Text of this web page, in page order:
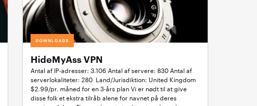
DOWNLOADS
HideMyAss VPN
Antal af IP-adresser: 3.106 Antal af servere: 830 Antal af
serverlokaliteter: 280 Land/Jurisdiktion: United Kingdom
$2.99/pr. måned for en 3-års plan Vi er nødt til at give
disse folk et ekstra tilråb alene for navnet på deres